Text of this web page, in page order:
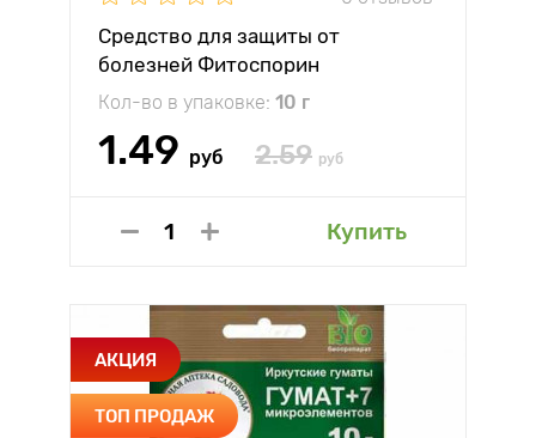
Средство для защиты от
болезней Фитоспорин
Кол-во в упаковке: 10 г
1.49 руб 2.59 руб
Купить
АКЦИЯ
ТОП ПРОДАЖ